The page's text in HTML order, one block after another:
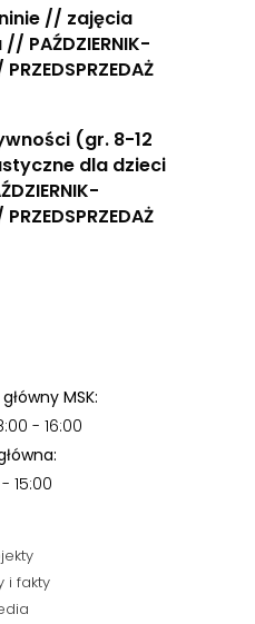
// zajęcia
PAŹDZIERNIK-
(gr. 8-12
dla dzieci
MSK:
- 16:00
15:00
i fakty